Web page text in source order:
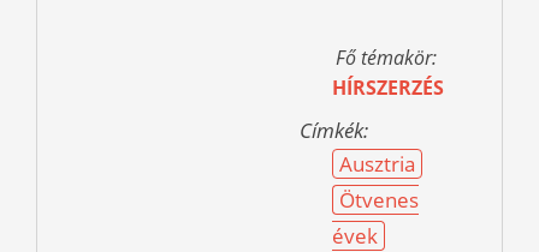
Fő témakör:
HÍRSZERZÉS
Címkék:
Ausztria
Ötvenes
évek